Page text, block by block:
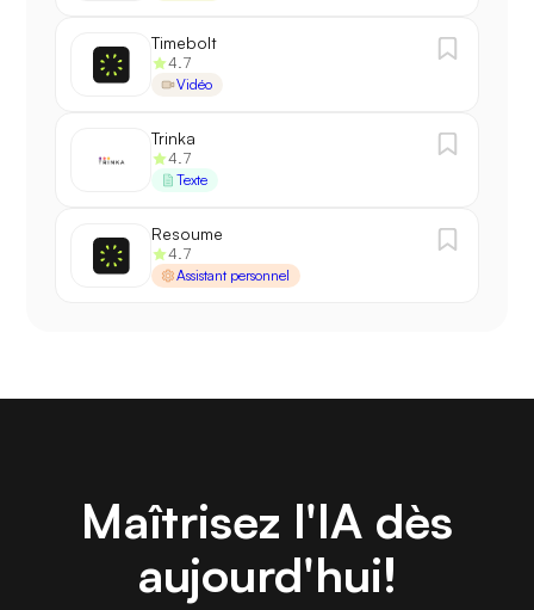
Timebolt
4.7
Vidéo
Trinka
4.7
Texte
Resoume
4.7
Assistant personnel
Maîtrisez l'IA dès
aujourd'hui!